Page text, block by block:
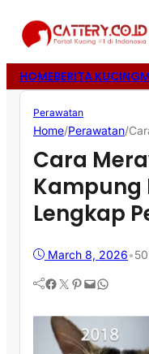
HOMEBERITA KUCING
Perawatan
Home/Perawatan/
Cara
Kampung
Lengkap
March 8, 2026•50
Facebook Twitter Pinterest Mail WhatsApp